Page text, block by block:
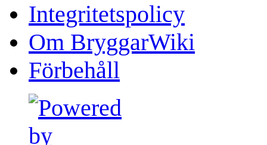
Integritetspolicy
Om BryggarWiki
Förbehåll